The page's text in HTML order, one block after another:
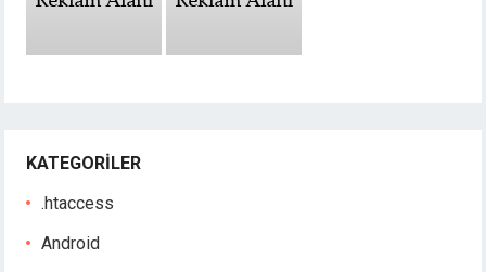
KATEGORILER
.htaccess
Android